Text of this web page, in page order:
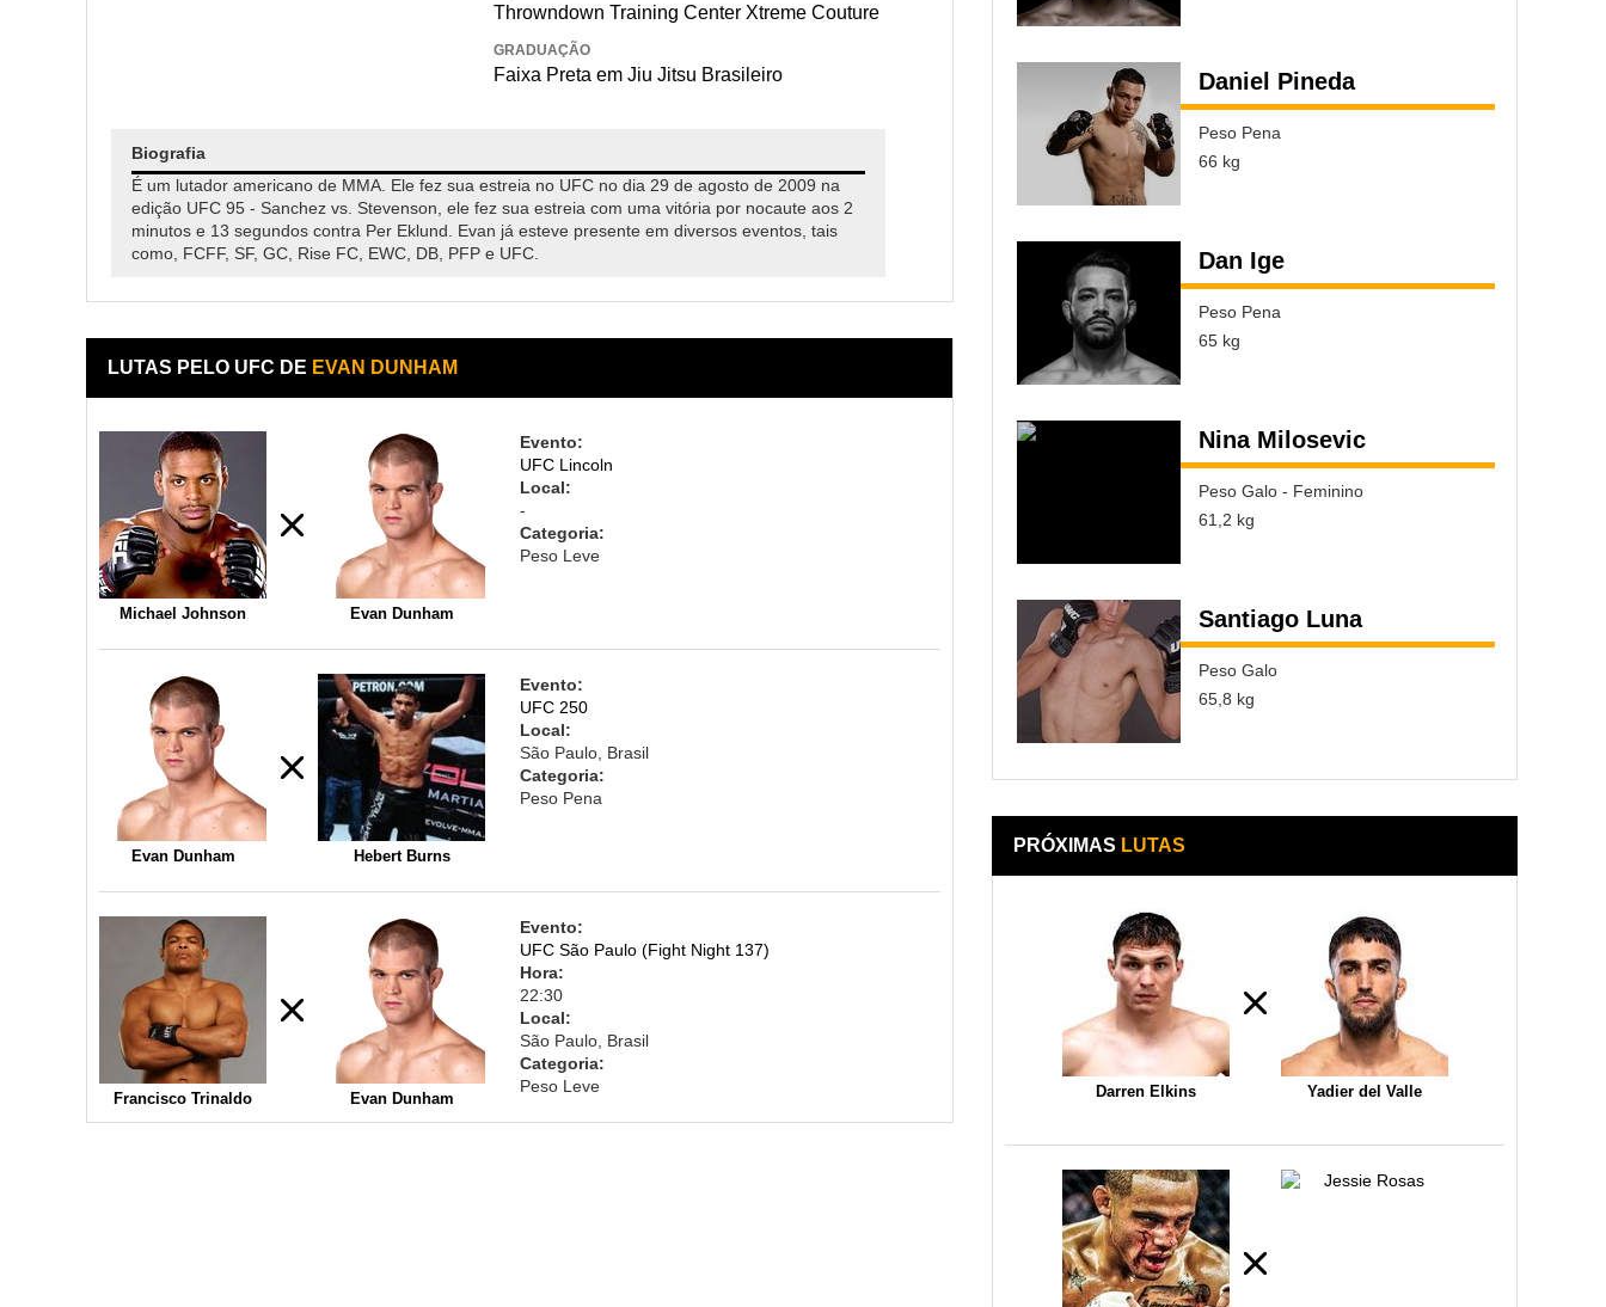
Throwndown Training Center Xtreme Couture
GRADUAÇÃO
Faixa Preta em Jiu Jitsu Brasileiro
Biografia
É um lutador americano de MMA. Ele fez sua estreia no UFC no dia 29 de agosto de 2009 na
edição UFC 95 - Sanchez vs. Stevenson, ele fez sua estreia com uma vitória por nocaute aos 2
minutos e 13 segundos contra Per Eklund. Evan já esteve presente em diversos eventos, tais
como, FCFF, SF, GC, Rise FC, EWC, DB, PFP e UFC.
LUTAS PELO UFC DE EVAN DUNHAM
Michael Johnson Evan Dunham
Evento:
UFC Lincoln
Local:
-
Categoria:
Peso Leve
Evan Dunham Hebert Burns
Evento:
UFC 250
Local:
São Paulo, Brasil
Categoria:
Peso Pena
Francisco Trinaldo Evan Dunham
Evento:
UFC São Paulo (Fight Night 137)
Hora:
22:30
Local:
São Paulo, Brasil
Categoria:
Peso Leve
Daniel Pineda
Peso Pena
66 kg
Dan Ige
Peso Pena
65 kg
Nina Milosevic
Peso Galo - Feminino
61,2 kg
Santiago Luna
Peso Galo
65,8 kg
PRÓXIMAS LUTAS
Darren Elkins Yadier del Valle